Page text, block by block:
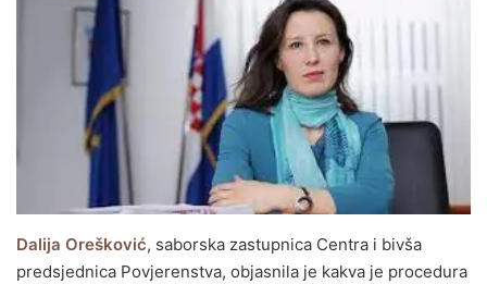
Dalija Orešković, saborska zastupnica Centra i bivša
predsjednica Povjerenstva, objasnila je kakva je procedura